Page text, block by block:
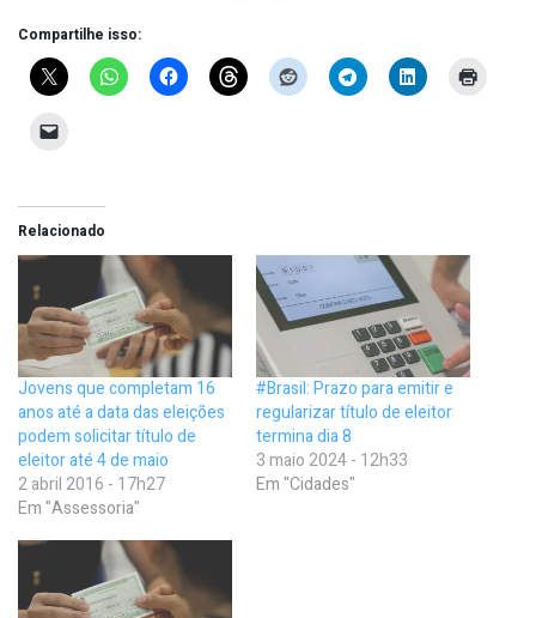
Compartilhe isso:
Relacionado
Jovens que completam 16
anos até a data das eleições
podem solicitar título de
eleitor até 4 de maio
2 abril 2016 - 17h27
Em "Assessoria"
#Brasil: Prazo para emitir e
regularizar título de eleitor
termina dia 8
3 maio 2024 - 12h33
Em "Cidades"